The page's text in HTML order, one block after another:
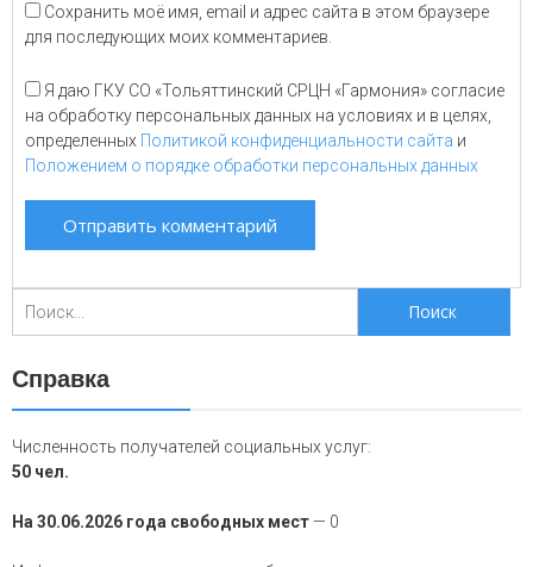
Сохранить моё имя, email и адрес сайта в этом браузере
для последующих моих комментариев.
Я даю ГКУ СО «Тольяттинский СРЦН «Гармония» согласие
на обработку персональных данных на условиях и в целях,
определенных Политикой конфиденциальности сайта и
Положением о порядке обработки персональных данных
для:
Справка
Численность получателей социальных услуг:
50 чел.
На 30.06.2026 года свободных мест — 0